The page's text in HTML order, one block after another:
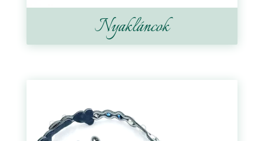
Nyakláncok